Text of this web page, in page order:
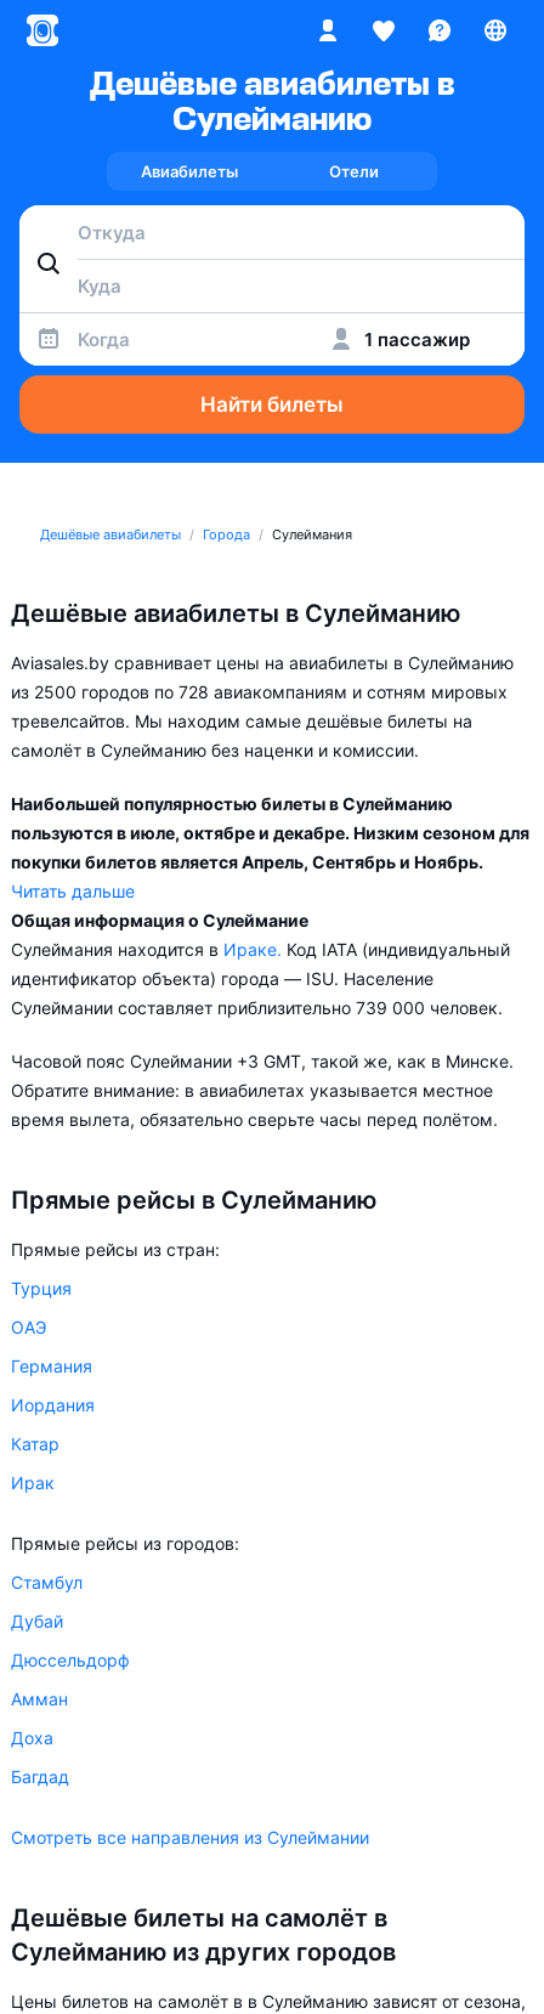
Дешёвые авиабилеты в
Сулейманию
Авиабилеты Отели
Когда 1 пассажир
Найти билеты
Дешёвые авиабилеты Города Сулеймания
Дешёвые авиабилеты в Сулейманию
Aviasales.by сравнивает цены на авиабилеты в Сулейманию
из 2500 городов по 728 авиакомпаниям и сотням мировых
тревелсайтов. Мы находим самые дешёвые билеты на
самолёт в Сулейманию без наценки и комиссии.
Наибольшей популярностью билеты в Сулейманию
пользуются в июле, октябре и декабре. Низким сезоном для
покупки билетов является Апрель, Сентябрь и Ноябрь.
Читать дальше
Город Сулеймания обслуживается аэропортами:
Сулеймания. Прямые рейсы в Сулейманию выполняются 8
авиакомпаниями. Больше всего рейсов выполняет
В зависимости от количества дней, оставшихся до вылета,
цена билета на самолёт из в Сулейманию может измениться
Aviasales.by советует купить авиабилеты в Сулейманию
ориентируясь на свои пожелания и финансовые
возможности.
Общая информация о Сулеймание
Сулеймания находится в Ираке. Код IATA (индивидуальный
идентификатор объекта) города — ISU. Население
Сулеймании составляет приблизительно 739 000 человек.
Часовой пояс Сулеймании +3 GMT, такой же, как в Минске.
Обратите внимание: в авиабилетах указывается местное
время вылета, обязательно сверьте часы перед полётом.
Прямые рейсы в Сулейманию
Прямые рейсы из стран:
Турция
ОАЭ
Германия
Иордания
Катар
Ирак
Прямые рейсы из городов:
Стамбул
Дубай
Дюссельдорф
Амман
Доха
Багдад
Смотреть все направления из Сулеймании
Дешёвые билеты на самолёт в
Сулейманию из других городов
Цены билетов на самолёт в в Сулейманию зависят от сезона,